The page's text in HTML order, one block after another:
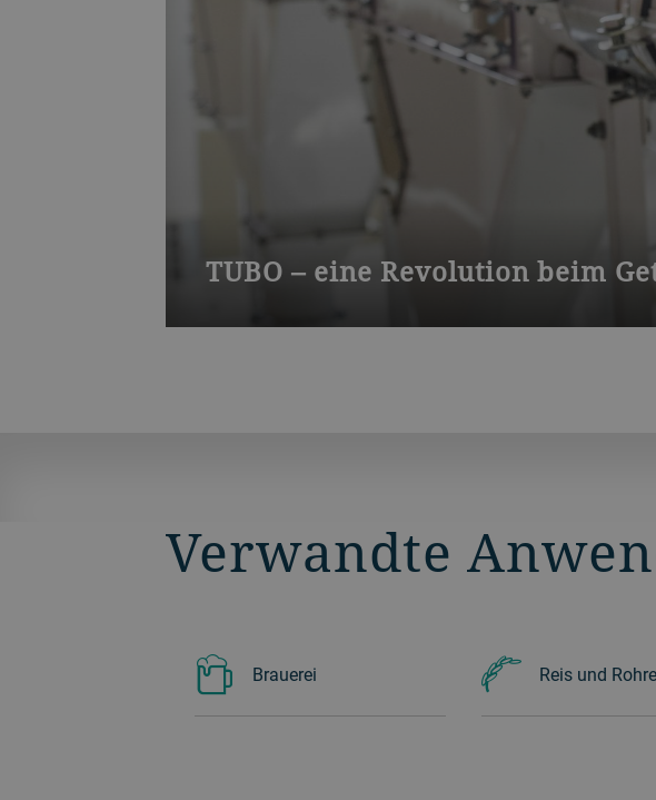
TUBO – eine Revolution beim
Produkt schonend durch ein geschlossenes Rohr. Diese
Verwandte
Brauerei Reis und